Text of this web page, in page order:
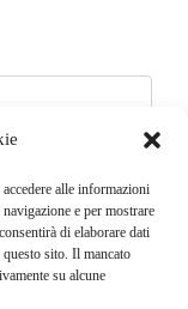
alle informazioni
e per mostrare
di elaborare dati
sito. Il mancato
su alcune